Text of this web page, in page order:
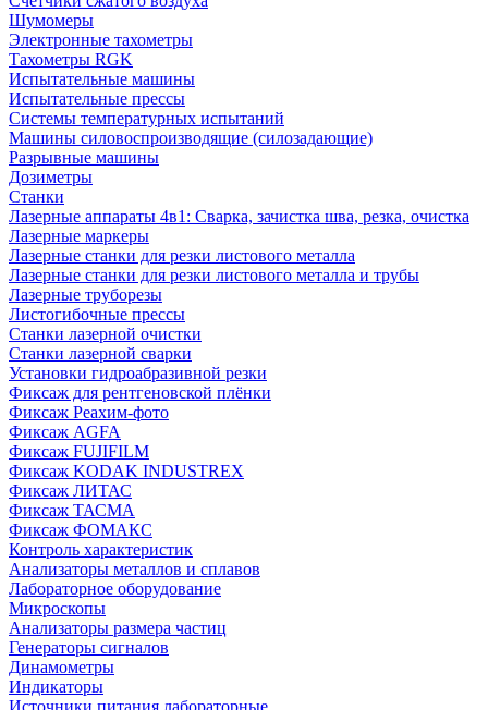
Шумомеры
Электронные тахометры
Тахометры RGK
Испытательные машины
Испытательные прессы
Системы температурных испытаний
Машины силовоспроизводящие (силозадающие)
Разрывные машины
Дозиметры
Станки
Лазерные аппараты 4в1: Сварка, зачистка шва, резка, очистка
Лазерные маркеры
Лазерные станки для резки листового металла
Лазерные станки для резки листового металла и трубы
Лазерные труборезы
Листогибочные прессы
Станки лазерной очистки
Станки лазерной сварки
Установки гидроабразивной резки
Фиксаж для рентгеновской плёнки
Фиксаж Реахим-фото
Фиксаж AGFA
Фиксаж FUJIFILM
Фиксаж KODAK INDUSTREX
Фиксаж ЛИТАС
Фиксаж ТАСМА
Фиксаж ФОМАКС
Контроль характеристик
Анализаторы металлов и сплавов
Лабораторное оборудование
Микроскопы
Анализаторы размера частиц
Генераторы сигналов
Динамометры
Индикаторы
Источники питания лабораторные